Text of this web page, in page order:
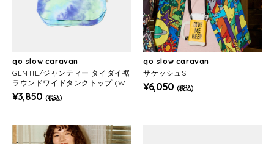
go slow caravan
GENTIL/ジャンティー タイダイ裾
ラウンドワイドタンクトップ (W
OMENS)
¥3,850 (税込)
go slow caravan
サケッシュS
¥6,050 (税込)